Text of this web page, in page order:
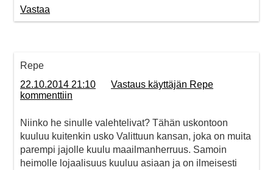
Vastaa
Repe
22.10.2014 21:10
Vastaus käyttäjän Repe
kommenttiin
Niinko he sinulle valehtelivat? Tähän uskontoon
kuuluu kuitenkin usko Valittuun kansan, joka on muita
parempi jajolle kuulu maailmanherruus. Samoin
heimolle lojaalisuus kuuluu asiaan ja on ilmeisesti